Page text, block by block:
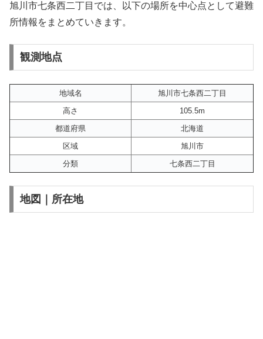
旭川市七条西二丁目では、以下の場所を中心点として避難
所情報をまとめていきます。
観測地点
地域名
旭川市七条西二丁目
高さ
105.5m
都道府県
北海道
区域
旭川市
分類
七条西二丁目
地図｜所在地